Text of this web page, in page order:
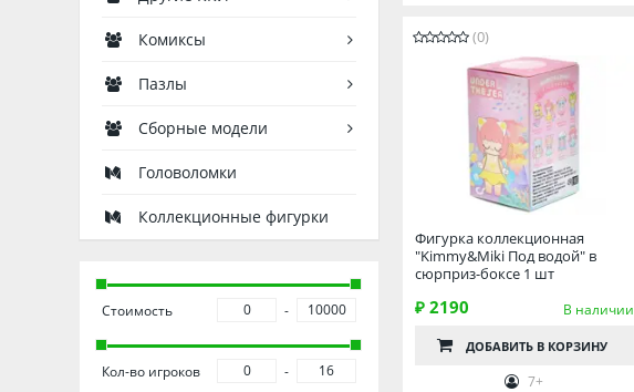
(0)
Фигурка коллекционная
"Kimmy&Miki Под водой" в
сюрприз-боксе 1 шт
₽ 2190 В наличии
ДОБАВИТЬ В КОРЗИНУ
7+
Комиксы
Пазлы
Сборные модели
Головоломки
Коллекционные фигурки
Стоимость
Кол-во игроков